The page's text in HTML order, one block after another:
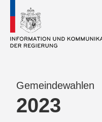
Gemeindewahlen
2023